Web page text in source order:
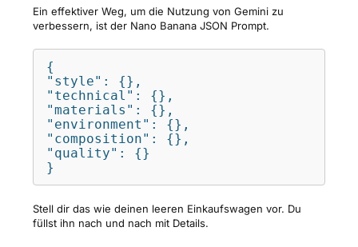
Ein effektiver Weg, um die Nutzung von Gemini zu
verbessern, ist der Nano Banana JSON Prompt.
{
"style": {},
"technical": {},
"materials": {},
"environment": {},
"composition": {},
"quality": {}
}
Stell dir das wie deinen leeren Einkaufswagen vor. Du
füllst ihn nach und nach mit Details.